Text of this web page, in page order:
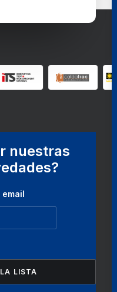
nuestras